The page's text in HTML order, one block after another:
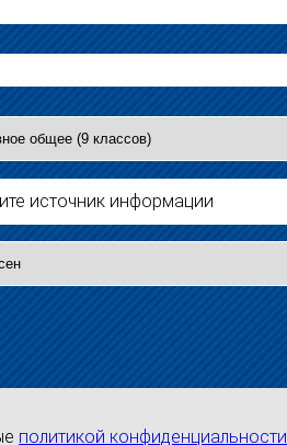
источник информации
политикой конфиденциальности